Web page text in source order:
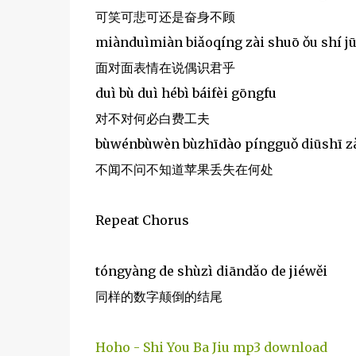
可笑可悲可还是奋身不顾
miànduìmiàn biǎoqíng zài shuō ǒu shí
面对面表情在说偶识君乎
duì bù duì hébì báifèi gōngfu
对不对何必白费工夫
bùwénbùwèn bùzhīdào píngguǒ diūshī
不闻不问不知道苹果丢失在何处
Repeat Chorus
tóngyàng de shùzì diāndǎo de jiéwěi
同样的数字颠倒的结尾
Hoho - Shi You Ba Jiu mp3 download